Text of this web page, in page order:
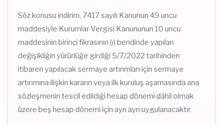
Söz konusu indirim, 7417 sayılı Kanunun 49 uncu
maddesiyle Kurumlar Vergisi Kanununun 10 uncu
maddesinin birinci fıkrasının (ı) bendinde yapılan
değişikliğin yürürlüğe girdiği 5/7/2022 tarihinden
itibaren yapılacak sermaye artırımları için sermaye
artırımına ilişkin kararın veya ilk kuruluş aşamasında ana
sözleşmenin tescil edildiği hesap dönemi dâhil olmak
üzere beş hesap dönemi için ayrı ayrı uygulanacaktır.